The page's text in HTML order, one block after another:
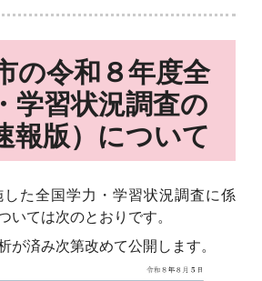
の令和８年度全
学習状況調査の
報版）について
た全国学力・学習状況調査に係
いては次のとおりです。
済み次第改めて公開します。